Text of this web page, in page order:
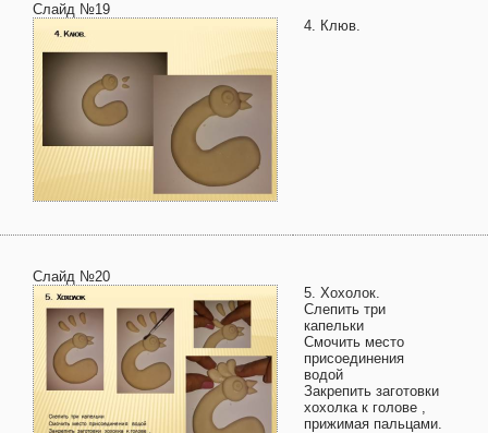
Слайд №19
4. Клюв.
Слайд №20
5. Хохолок.
Слепить три
капельки
Смочить место
присоединения
водой
Закрепить заготовки
хохолка к голове ,
прижимая пальцами.